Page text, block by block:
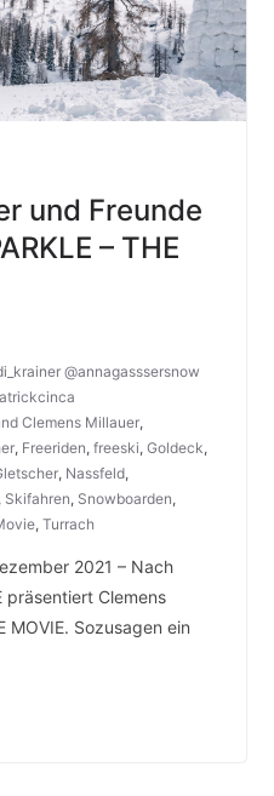
und Freunde
– THE
@annagasssersnow
Clemens Millauer,
, Freeriden, freeski, Goldeck,
, Nassfeld,
, Skifahren, Snowboarden,
, Turrach
2021 – Nach
präsentiert Clemens
MOVIE. Sozusagen ein